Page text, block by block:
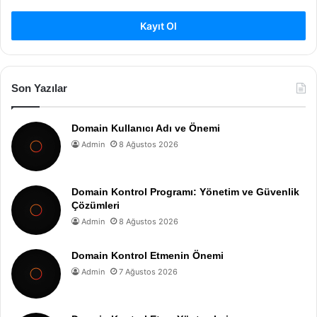
Kayıt Ol
Son Yazılar
Domain Kullanıcı Adı ve Önemi
Admin 8 Ağustos 2026
Domain Kontrol Programı: Yönetim ve Güvenlik
Çözümleri
Admin 8 Ağustos 2026
Domain Kontrol Etmenin Önemi
Admin 7 Ağustos 2026